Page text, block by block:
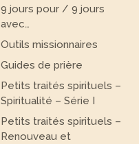
9 jours pour / 9 jours
avec…
Outils missionnaires
Guides de prière
Petits traités spirituels –
Spiritualité – Série I
Petits traités spirituels –
Renouveau et